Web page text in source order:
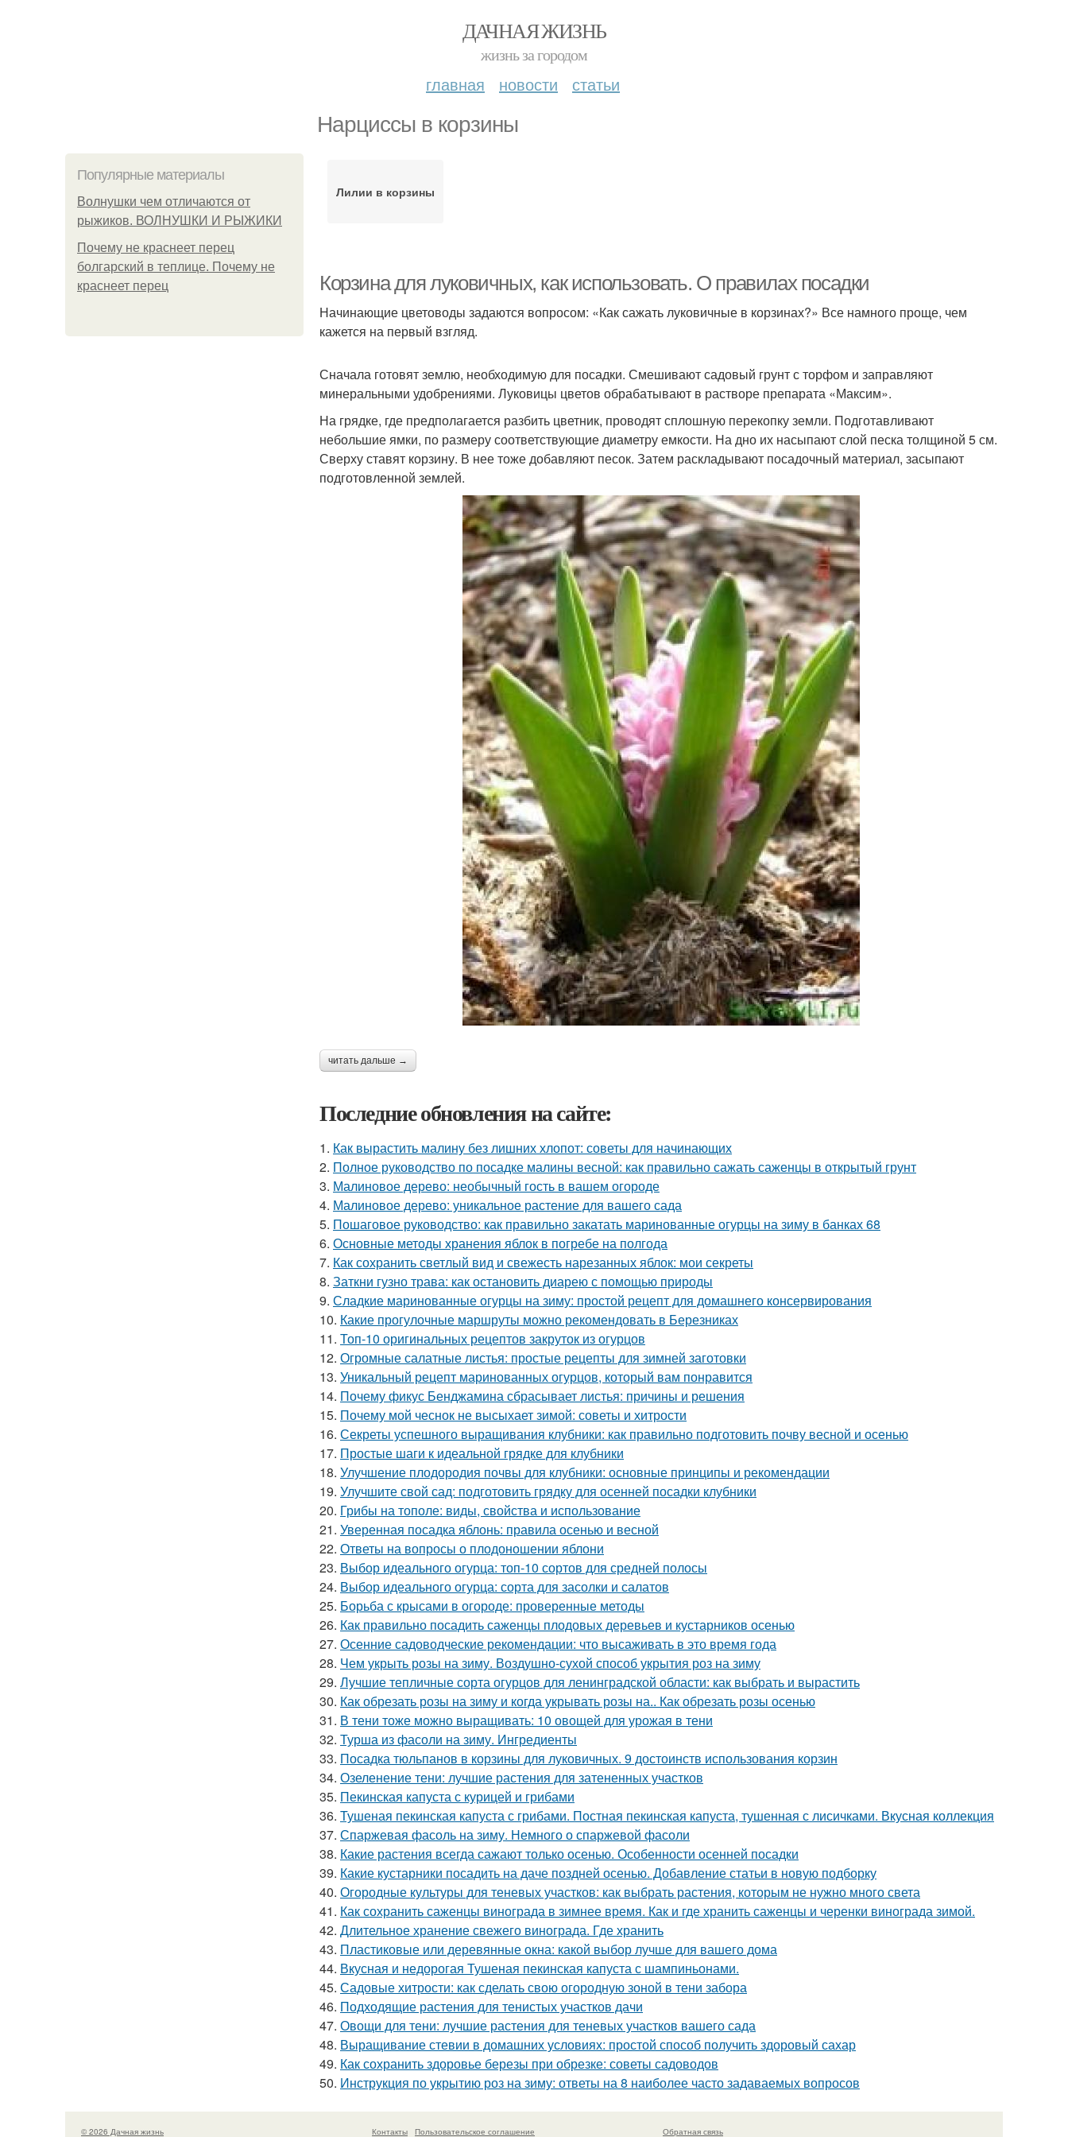
ДАЧНАЯ ЖИЗНЬ
жизнь за городом
главная новости статьи
Нарциссы в корзины
Популярные материалы
Волнушки чем отличаются от
рыжиков. ВОЛНУШКИ И РЫЖИКИ
Почему не краснеет перец
болгарский в теплице. Почему не
краснеет перец
Лилии в корзины
Корзина для луковичных, как использовать. О правилах посадки
Начинающие цветоводы задаются вопросом: «Как сажать луковичные в корзинах?» Все намного проще, чем
кажется на первый взгляд.
Сначала готовят землю, необходимую для посадки. Смешивают садовый грунт с торфом и заправляют
минеральными удобрениями. Луковицы цветов обрабатывают в растворе препарата «Максим».
На грядке, где предполагается разбить цветник, проводят сплошную перекопку земли. Подготавливают
небольшие ямки, по размеру соответствующие диаметру емкости. На дно их насыпают слой песка толщиной 5 см.
Сверху ставят корзину. В нее тоже добавляют песок. Затем раскладывают посадочный материал, засыпают
подготовленной землей.
читать дальше →
Последние обновления на сайте:
1. Как вырастить малину без лишних хлопот: советы для начинающих
2. Полное руководство по посадке малины весной: как правильно сажать саженцы в открытый грунт
3. Малиновое дерево: необычный гость в вашем огороде
4. Малиновое дерево: уникальное растение для вашего сада
5. Пошаговое руководство: как правильно закатать маринованные огурцы на зиму в банках 68
6. Основные методы хранения яблок в погребе на полгода
7. Как сохранить светлый вид и свежесть нарезанных яблок: мои секреты
8. Заткни гузно трава: как остановить диарею с помощью природы
9. Сладкие маринованные огурцы на зиму: простой рецепт для домашнего консервирования
10. Какие прогулочные маршруты можно рекомендовать в Березниках
11. Топ-10 оригинальных рецептов закруток из огурцов
12. Огромные салатные листья: простые рецепты для зимней заготовки
13. Уникальный рецепт маринованных огурцов, который вам понравится
14. Почему фикус Бенджамина сбрасывает листья: причины и решения
15. Почему мой чеснок не высыхает зимой: советы и хитрости
16. Секреты успешного выращивания клубники: как правильно подготовить почву весной и осенью
17. Простые шаги к идеальной грядке для клубники
18. Улучшение плодородия почвы для клубники: основные принципы и рекомендации
19. Улучшите свой сад: подготовить грядку для осенней посадки клубники
20. Грибы на тополе: виды, свойства и использование
21. Уверенная посадка яблонь: правила осенью и весной
22. Ответы на вопросы о плодоношении яблони
23. Выбор идеального огурца: топ-10 сортов для средней полосы
24. Выбор идеального огурца: сорта для засолки и салатов
25. Борьба с крысами в огороде: проверенные методы
26. Как правильно посадить саженцы плодовых деревьев и кустарников осенью
27. Осенние садоводческие рекомендации: что высаживать в это время года
28. Чем укрыть розы на зиму. Воздушно-сухой способ укрытия роз на зиму
29. Лучшие тепличные сорта огурцов для ленинградской области: как выбрать и вырастить
30. Как обрезать розы на зиму и когда укрывать розы на.. Как обрезать розы осенью
31. В тени тоже можно выращивать: 10 овощей для урожая в тени
32. Турша из фасоли на зиму. Ингредиенты
33. Посадка тюльпанов в корзины для луковичных. 9 достоинств использования корзин
34. Озеленение тени: лучшие растения для затененных участков
35. Пекинская капуста с курицей и грибами
36. Тушеная пекинская капуста с грибами. Постная пекинская капуста, тушенная с лисичками. Вкусная коллекция
37. Спаржевая фасоль на зиму. Немного о спаржевой фасоли
38. Какие растения всегда сажают только осенью. Особенности осенней посадки
39. Какие кустарники посадить на даче поздней осенью. Добавление статьи в новую подборку
40. Огородные культуры для теневых участков: как выбрать растения, которым не нужно много света
41. Как сохранить саженцы винограда в зимнее время. Как и где хранить саженцы и черенки винограда зимой.
42. Длительное хранение свежего винограда. Где хранить
43. Пластиковые или деревянные окна: какой выбор лучше для вашего дома
44. Вкусная и недорогая Тушеная пекинская капуста с шампиньонами.
45. Садовые хитрости: как сделать свою огородную зоной в тени забора
46. Подходящие растения для тенистых участков дачи
47. Овощи для тени: лучшие растения для теневых участков вашего сада
48. Выращивание стевии в домашних условиях: простой способ получить здоровый сахар
49. Как сохранить здоровье березы при обрезке: советы садоводов
50. Инструкция по укрытию роз на зиму: ответы на 8 наиболее часто задаваемых вопросов
© 2026 Дачная жизнь Контакты Пользовательское соглашение Обратная связь